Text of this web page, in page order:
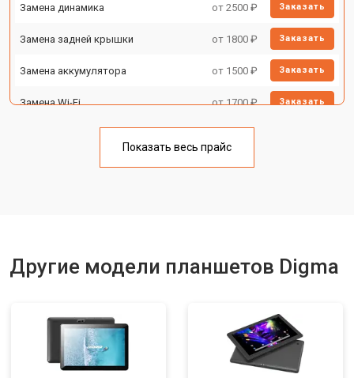
Замена динамика от 2500 ₽ Заказать
Замена задней крышки от 1800 ₽ Заказать
Замена аккумулятора от 1500 ₽ Заказать
Замена Wi-Fi от 1700 ₽ Заказать
от 1750 ₽
Показать весь прайс
Другие модели планшетов Digma